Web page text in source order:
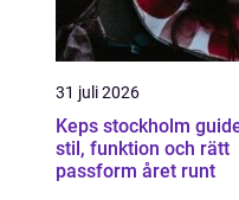
31 juli 2026
Keps stockholm guide till
stil, funktion och rätt
passform året runt